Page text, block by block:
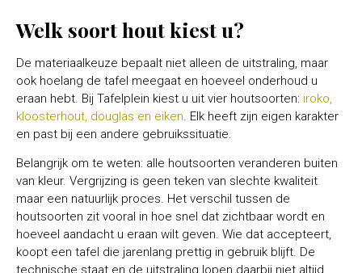
Welk soort hout kiest u?
De materiaalkeuze bepaalt niet alleen de uitstraling, maar
ook hoelang de tafel meegaat en hoeveel onderhoud u
eraan hebt. Bij Tafelplein kiest u uit vier houtsoorten: iroko,
kloosterhout, douglas en eiken. Elk heeft zijn eigen karakter
en past bij een andere gebruikssituatie.
Belangrijk om te weten: alle houtsoorten veranderen buiten
van kleur. Vergrijzing is geen teken van slechte kwaliteit
maar een natuurlijk proces. Het verschil tussen de
houtsoorten zit vooral in hoe snel dat zichtbaar wordt en
hoeveel aandacht u eraan wilt geven. Wie dat accepteert,
koopt een tafel die jarenlang prettig in gebruik blijft. De